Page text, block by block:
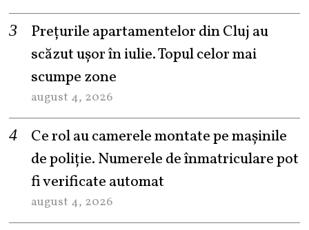
Prețurile apartamentelor din Cluj au
scăzut ușor în iulie. Topul celor mai
scumpe zone
august 4, 2026
Ce rol au camerele montate pe mașinile
de poliție. Numerele de înmatriculare pot
fi verificate automat
august 4, 2026